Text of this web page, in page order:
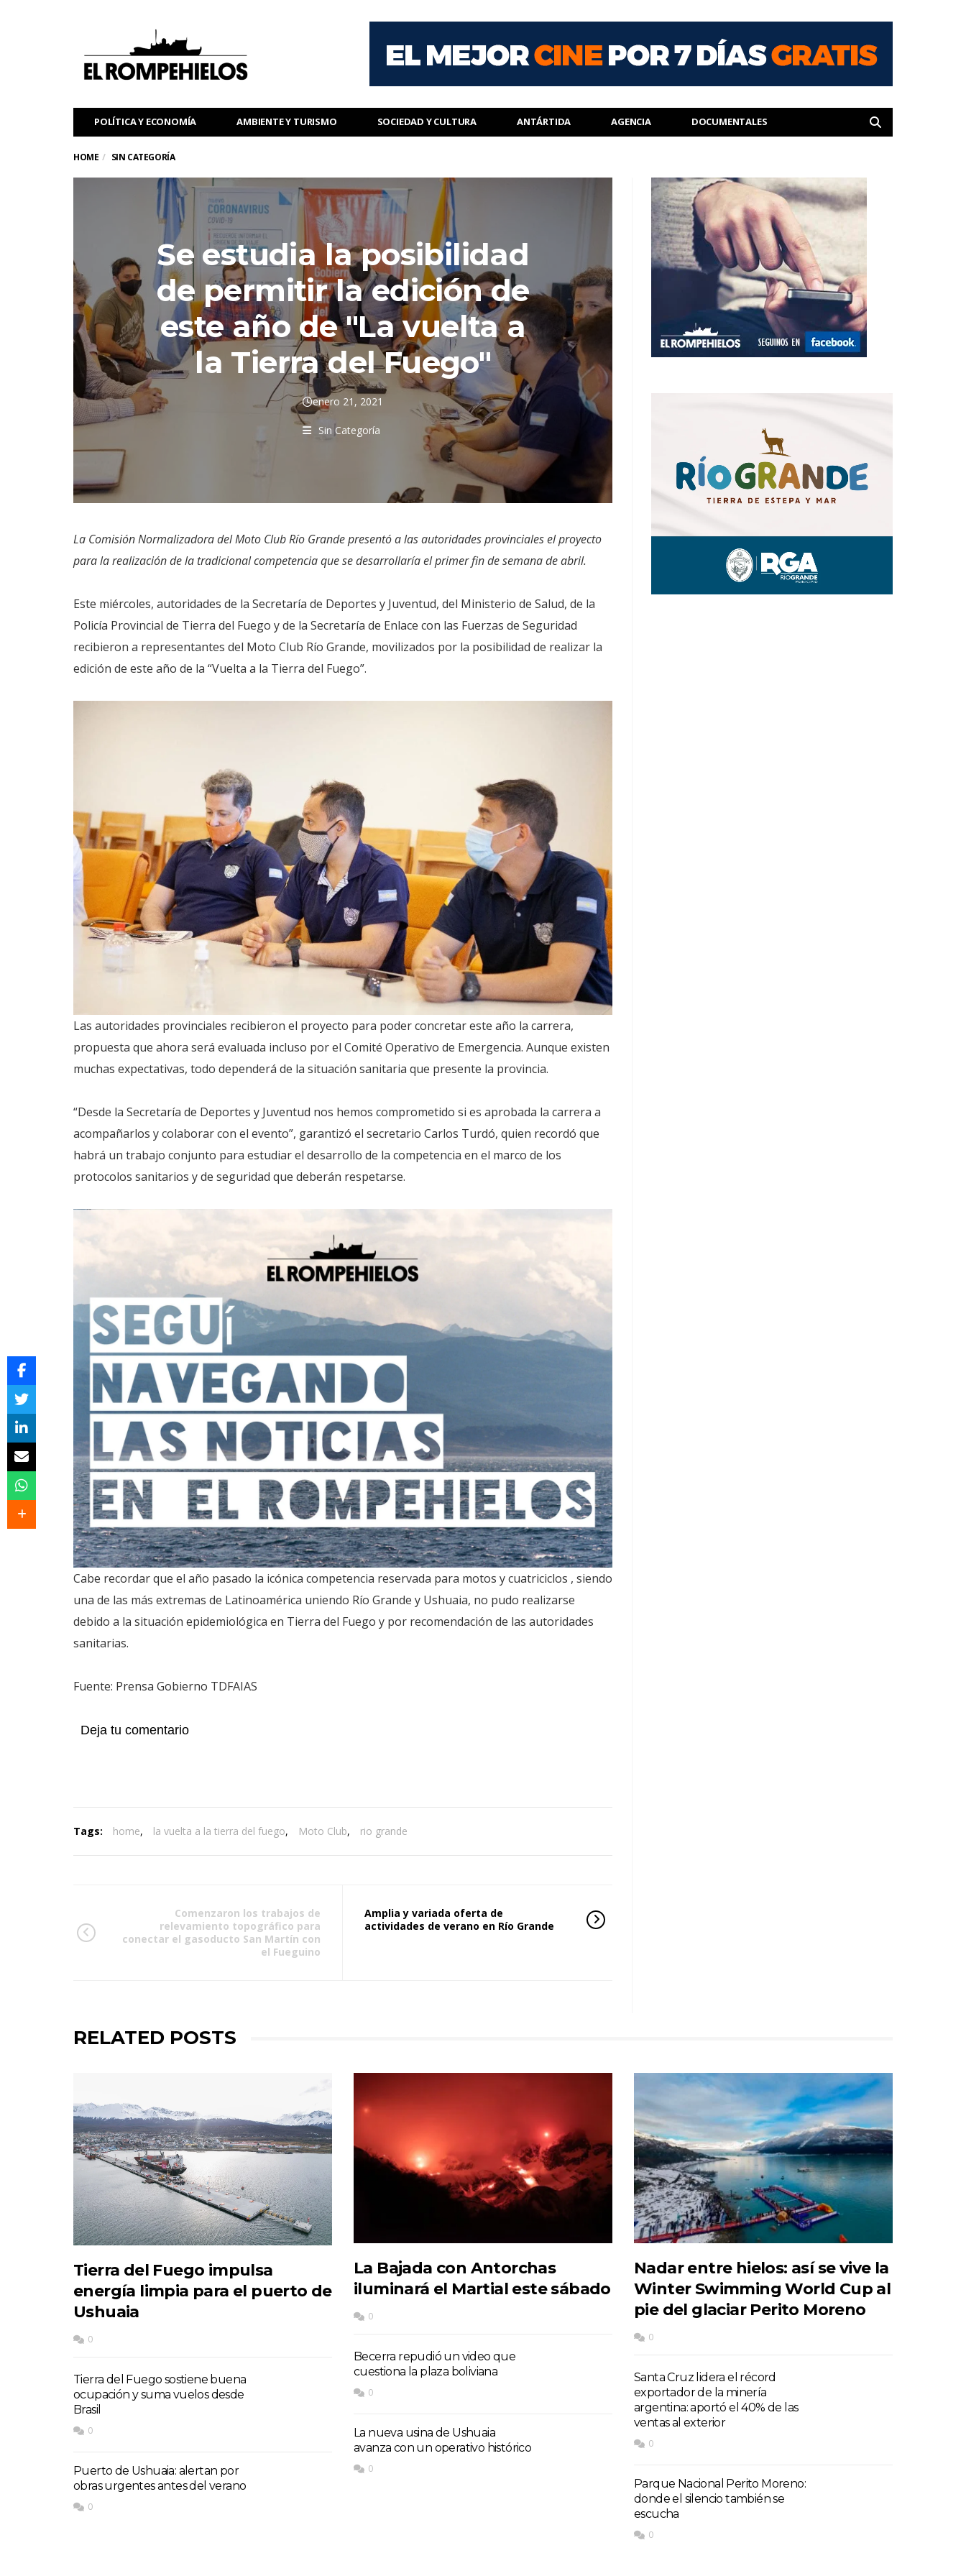
POLÍTICA Y ECONOMÍA AMBIENTE Y TURISMO SOCIEDAD Y CULTURA ANTÁRTIDA AGENCIA DOCUMENTALES
HOME SIN CATEGORÍA
Se estudia la posibilidad
de permitir la edición de
este año de "La vuelta a
la Tierra del Fuego"
enero 21, 2021
Sin Categoría
La Comisión Normalizadora del Moto Club Río Grande presentó a las autoridades provinciales el proyecto
para la realización de la tradicional competencia que se desarrollaría el primer fin de semana de abril.
Este miércoles, autoridades de la Secretaría de Deportes y Juventud, del Ministerio de Salud, de la
Policía Provincial de Tierra del Fuego y de la Secretaría de Enlace con las Fuerzas de Seguridad
recibieron a representantes del Moto Club Río Grande, movilizados por la posibilidad de realizar la
edición de este año de la “Vuelta a la Tierra del Fuego”.
Las autoridades provinciales recibieron el proyecto para poder concretar este año la carrera,
propuesta que ahora será evaluada incluso por el Comité Operativo de Emergencia. Aunque existen
muchas expectativas, todo dependerá de la situación sanitaria que presente la provincia.
“Desde la Secretaría de Deportes y Juventud nos hemos comprometido si es aprobada la carrera a
acompañarlos y colaborar con el evento”, garantizó el secretario Carlos Turdó, quien recordó que
habrá un trabajo conjunto para estudiar el desarrollo de la competencia en el marco de los
protocolos sanitarios y de seguridad que deberán respetarse.
Cabe recordar que el año pasado la icónica competencia reservada para motos y cuatriciclos , siendo
una de las más extremas de Latinoamérica uniendo Río Grande y Ushuaia, no pudo realizarse
debido a la situación epidemiológica en Tierra del Fuego y por recomendación de las autoridades
sanitarias.
Fuente: Prensa Gobierno TDFAIAS
Deja tu comentario
Tags: home, la vuelta a la tierra del fuego, Moto Club, rio grande
Comenzaron los trabajos de
relevamiento topográfico para
conectar el gasoducto San Martín con
el Fueguino
Amplia y variada oferta de
actividades de verano en Río Grande
RELATED POSTS
Tierra del Fuego impulsa
energía limpia para el puerto de
Ushuaia
0
Tierra del Fuego sostiene buena
ocupación y suma vuelos desde
Brasil
0
Puerto de Ushuaia: alertan por
obras urgentes antes del verano
0
La Bajada con Antorchas
iluminará el Martial este sábado
0
Becerra repudió un video que
cuestiona la plaza boliviana
0
La nueva usina de Ushuaia
avanza con un operativo histórico
0
Nadar entre hielos: así se vive la
Winter Swimming World Cup al
pie del glaciar Perito Moreno
0
Santa Cruz lidera el récord
exportador de la minería
argentina: aportó el 40% de las
ventas al exterior
0
Parque Nacional Perito Moreno:
donde el silencio también se
escucha
0